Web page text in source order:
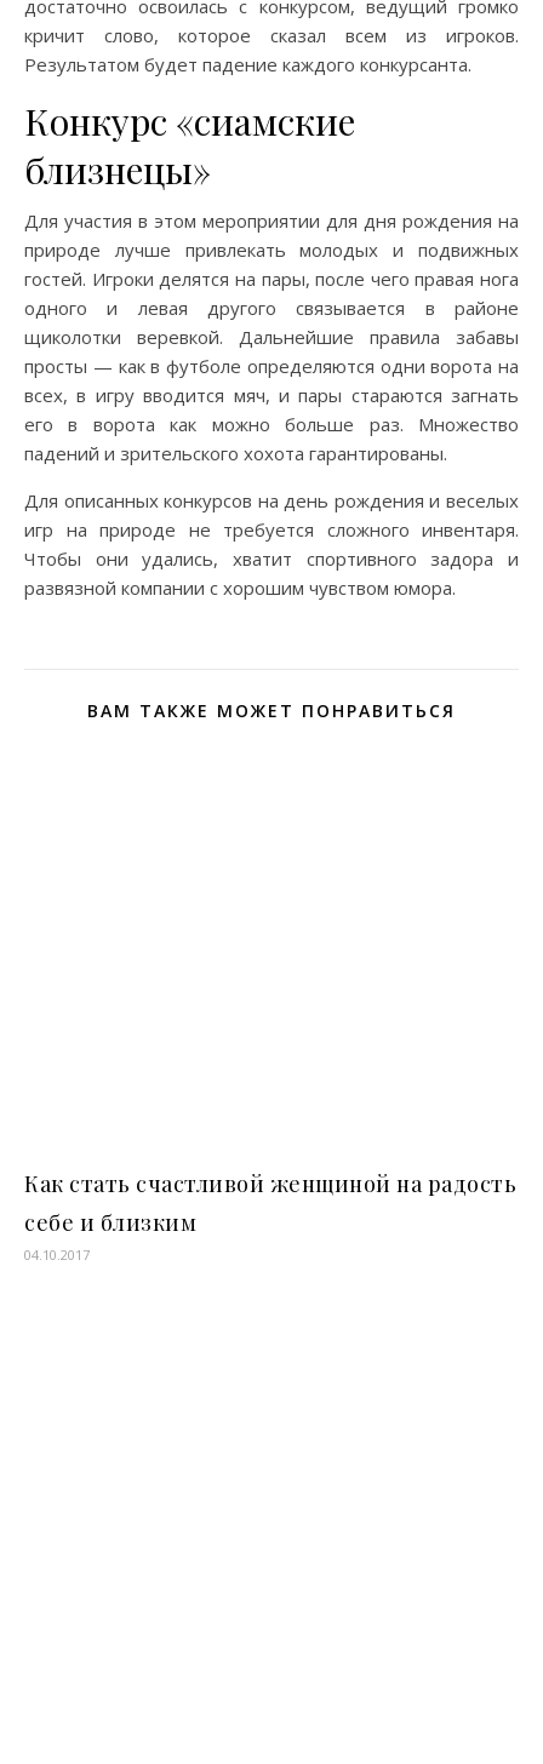
достаточно освоилась с конкурсом, ведущий громко
кричит слово, которое сказал всем из игроков.
Результатом будет падение каждого конкурсанта.
Конкурс «сиамские
близнецы»
Для участия в этом мероприятии для дня рождения на
природе лучше привлекать молодых и подвижных
гостей. Игроки делятся на пары, после чего правая нога
одного и левая другого связывается в районе
щиколотки веревкой. Дальнейшие правила забавы
просты — как в футболе определяются одни ворота на
всех, в игру вводится мяч, и пары стараются загнать
его в ворота как можно больше раз. Множество
падений и зрительского хохота гарантированы.
Для описанных конкурсов на день рождения и веселых
игр на природе не требуется сложного инвентаря.
Чтобы они удались, хватит спортивного задора и
развязной компании с хорошим чувством юмора.
ВАМ ТАКЖЕ МОЖЕТ ПОНРАВИТЬСЯ
Как стать счастливой женщиной на радость
себе и близким
04.10.2017